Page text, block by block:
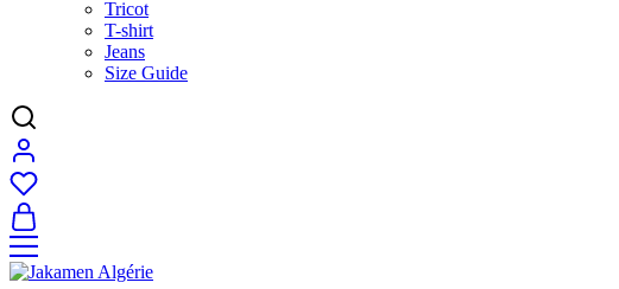
Tricot
T-shirt
Jeans
Size Guide